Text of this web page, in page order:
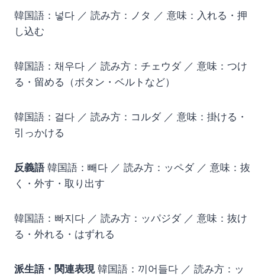
韓国語：넣다 ／ 読み方：ノタ ／ 意味：入れる・押
し込む
韓国語：채우다 ／ 読み方：チェウダ ／ 意味：つけ
る・留める（ボタン・ベルトなど）
韓国語：걸다 ／ 読み方：コルダ ／ 意味：掛ける・
引っかける
反義語韓国語：빼다 ／ 読み方：ッペダ ／ 意味：抜
く・外す・取り出す
韓国語：빠지다 ／ 読み方：ッパジダ ／ 意味：抜け
る・外れる・はずれる
派生語・関連表現韓国語：끼어들다 ／ 読み方：ッ